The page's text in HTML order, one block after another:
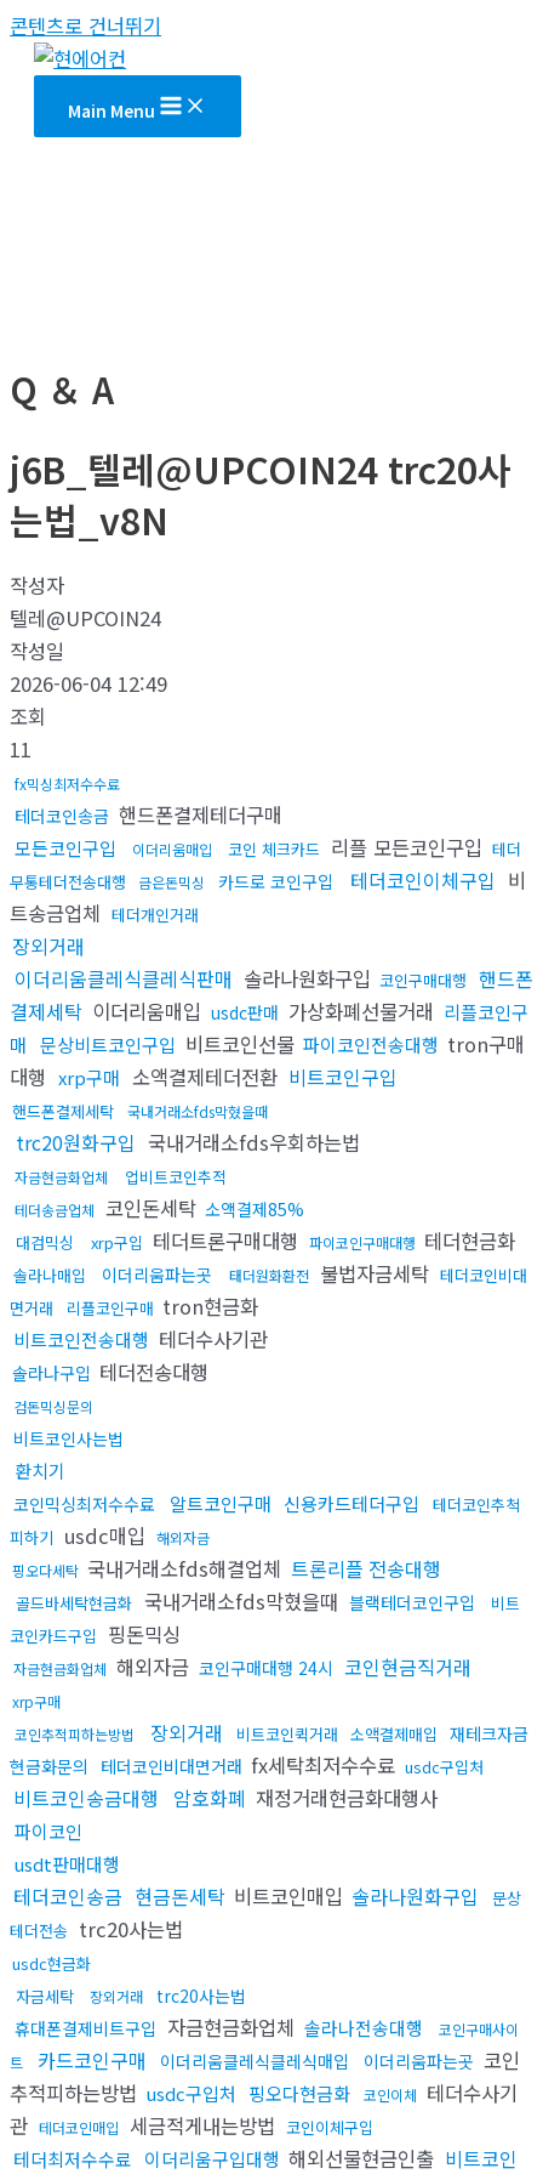
콘텐츠로 건너뛰기
Main Menu
Q ＆ A
j6B_텔레@UPCOIN24 trc20사
는법_v8N
작성자
텔레@UPCOIN24
작성일
2026-06-04 12:49
조회
11
fx믹싱최저수수료
테더코인송금 핸드폰결제테더구매
모든코인구입 이더리움매입 코인 체크카드 리플 모든코인구입 테더
무통테더전송대행
금은돈믹싱 카드로 코인구입 테더코인이체구입 비
트송금업체 테더개인거래
장외거래
이더리움클레식클레식판매 솔라나원화구입 코인구매대행 핸드폰
결제세탁 이더리움매입 usdc판매 가상화폐선물거래 리플코인구
매 문상비트코인구입 비트코인선물 파이코인전송대행 tron구매
대행 xrp구매 소액결제테더전환 비트코인구입
핸드폰결제세탁 국내거래소fds막혔을때
trc20원화구입 국내거래소fds우회하는법
자금현금화업체 업비트코인추적
테더송금업체 코인돈세탁 소액결제85%
대검믹싱 xrp구입 테더트론구매대행 파이코인구매대행 테더현금화
솔라나매입 이더리움파는곳 태더원화환전 불법자금세탁 테더코인비대
면거래
리플코인구매 tron현금화
비트코인전송대행 테더수사기관
솔라나구입 테더전송대행
검돈믹싱문의
비트코인사는법
환치기
코인믹싱최저수수료 알트코인구매 신용카드테더구입
테더코인추척
피하기 usdc매입
해외자금
핑오다세탁 국내거래소fds해결업체 트론리플 전송대행
골드바세탁현금화 국내거래소fds막혔을때 블랙테더코인구입
비트
코인카드구입
핑돈믹싱
자금현금화업체 해외자금 코인구매대행 24시 코인현금직거래
xrp구매
코인추적피하는방법
장외거래 비트코인퀵거래 소액결제매입
재테크자금
현금화문의
테더코인비대면거래 fx세탁최저수수료 usdc구입처
비트코인송금대행 암호화폐 재정거래현금화대행사
파이코인
usdt판매대행
테더코인송금 현금돈세탁 비트코인매입 솔라나원화구입
문상
테더전송 trc20사는법
usdc현금화
자금세탁
장외거래
trc20사는법
휴대폰결제비트구입 자금현금화업체 솔라나전송대행
코인구매사이
트
카드코인구매 이더리움클레식클레식매입 이더리움파는곳 코인
추적피하는방법 usdc구입처 핑오다현금화 코인이체 테더수사기
관 테더코인매입 세금적게내는방법 코인이체구입
테더최저수수료 이더리움구입대행 해외선물현금인출 비트코인